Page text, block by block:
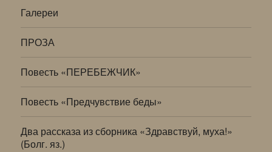
Галереи
ПРОЗА
Повесть «ПЕРЕБЕЖЧИК»
Повесть «Предчувствие беды»
Два рассказа из сборника «Здравствуй, муха!»
(Болг. яз.)